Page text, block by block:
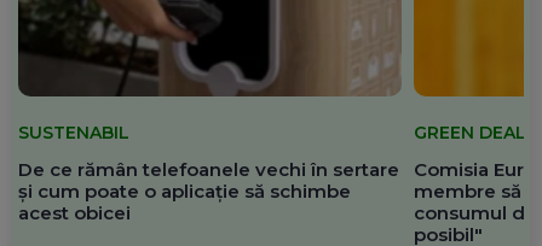
SUSTENABIL
De ce rămân telefoanele vechi în sertare
și cum poate o aplicație să schimbe
acest obicei
GREEN DEAL
Comisia
membre să
consumul de
posibil"